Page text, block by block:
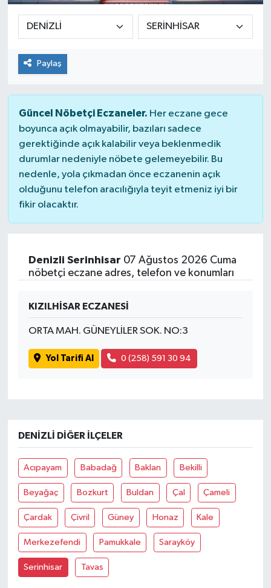
Paylaş
Güncel Nöbetçi Eczaneler. Her eczane gece
boyunca açık olmayabilir, bazıları sadece
gerektiğinde açık kalabilir veya beklenmedik
durumlar nedeniyle nöbete gelemeyebilir. Bu
nedenle, yola çıkmadan önce eczanenin açık
olduğunu telefon aracılığıyla teyit etmeniz iyi bir
fikir olacaktır.
Denizli Serinhisar 07 Ağustos 2026 Cuma
nöbetçi eczane adres, telefon ve konumları
KIZILHİSAR ECZANESİ
ORTA MAH. GÜNEYLİLER SOK. NO:3
Yol Tarifi Al 0 (258) 591 30 94
DENIZLI DIĞER İLÇELER
Acıpayam Babadağ Baklan Bekilli
Beyağaç Bozkurt Buldan Çal Çameli
Çardak Çivril Güney Honaz Kale
Merkezefendi Pamukkale Sarayköy
Serinhisar Tavas